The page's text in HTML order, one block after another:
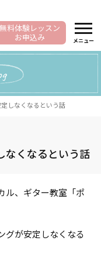
メニュー
無料体験レッスン
お申込み
しなくなるという話
なくなるという話
ル、ギター教室「ポ
グが安定しなくなる